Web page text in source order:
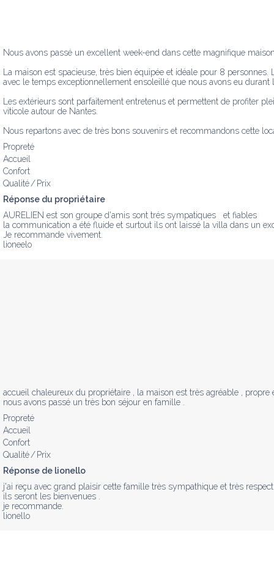
Nous avons passé un excellent week-end dans cette magnifique
La maison est spacieuse, très bien équipée et idéale pour 8
avec le temps exceptionnellement ensoleillé que nous avons eu durant
Les extérieurs sont parfaitement entretenus et permettent de profiter
viticole autour de Nantes.
Nous repartons avec de très bons souvenirs et recommandons cette
Propreté
Accueil
Confort
Qualité / Prix
Réponse du propriétaire
AURELIEN est son groupe d'amis sont trés sympatiques   et fiables
la communication a été fluide et surtout ils ont laissé la villa dans un
Je recommande vivement.
lioneelo
accueil chaleureux du propriétaire , la maison est très agréable , propre
nous avons passé un très bon séjour en famille .
Propreté
Accueil
Confort
Qualité / Prix
Réponse de lionello
j'ai reçu avec grand plaisir cette famille très sympathique et très
ils seront les bienvenues .
je recommande.
lionello